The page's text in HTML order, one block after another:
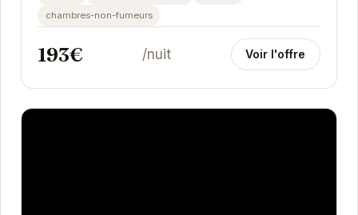
chambres-non-fumeurs
193€ /nuit Voir l'offre